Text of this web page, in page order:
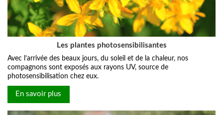
Les plantes photosensibilisantes
Avec l’arrivée des beaux jours, du soleil et de la chaleur, nos
compagnons sont exposés aux rayons UV, source de
photosensibilisation chez eux.
En savoir plus